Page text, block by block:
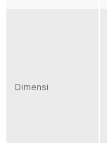
Menggunakan
memberikan
lebih stabil dan
rasa lelah saat
Dimensi